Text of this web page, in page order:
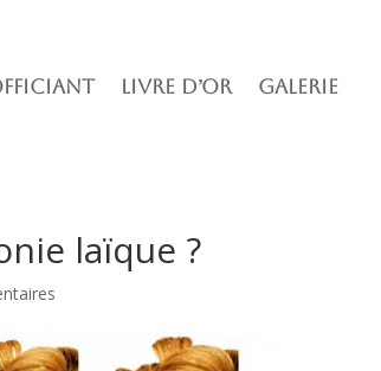
Livre D’or Galerie
laïque ?